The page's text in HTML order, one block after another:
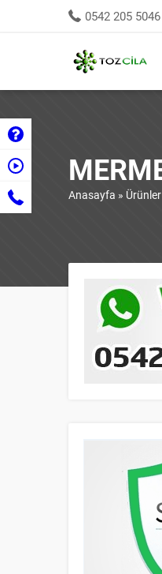
0542 205 5046
Anasayfa » Ürünler